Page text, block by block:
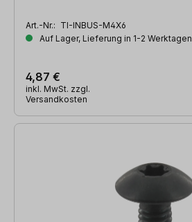
Art.-Nr.: TI-INBUS-M4X6
Auf Lager, Lieferung in 1-2 Werktagen
4,87 €
inkl. MwSt. zzgl.
Versandkosten